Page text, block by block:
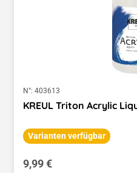
N°: 403613
KREUL Triton Acrylic
Varianten verfügbar
Regulärer Preis:
9,99 €